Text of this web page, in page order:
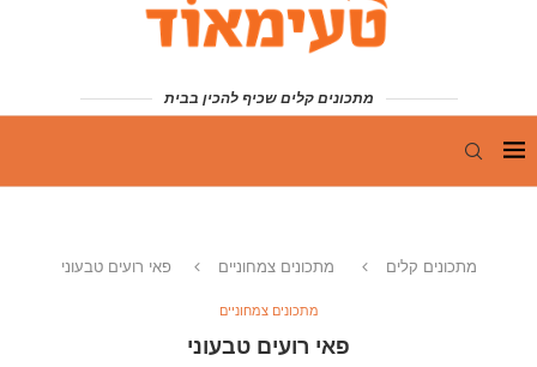
מתכונים קלים שכיף להכין בבית
מתכונים קלים מתכונים צמחוניים פאי רועים טבעוני
מתכונים צמחוניים
פאי רועים טבעוני